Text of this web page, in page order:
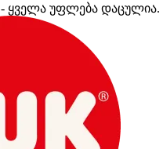
- ყველა უფლება დაცულია.